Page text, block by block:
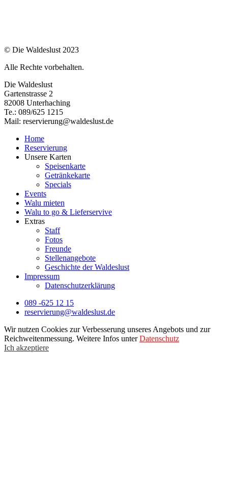
© Die Waldeslust 2023
Alle Rechte vorbehalten.
Die Waldeslust
Gartenstrasse 2
82008 Unterhaching
Te.: 089/625 1215
Mail: reservierung@waldeslust.de
Home
Reservierung
Unsere Karten
Speisenkarte
Getränkekarte
Specials
Events
Walu mieten
Walu to go & Lieferservive
Extras
Staff
Fotos
Freunde
Stellenangebote
Geschichte der Waldeslust
Impressum
Datenschutzerklärung
089 -625 12 15
reservierung@waldeslust.de
Wir nutzen Cookies zur Verbesserung unseres Angebots und zur
Reichweitenmessung. Weitere Infos unterDatenschutz
Ich akzeptiere